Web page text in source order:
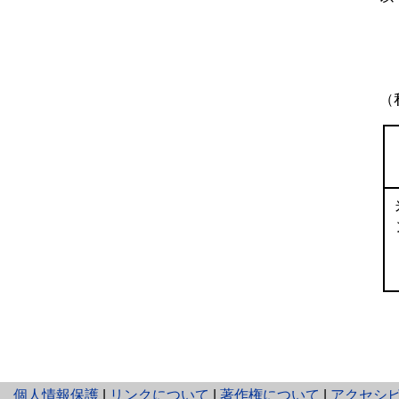
個人情報保護 と
リンクについて 著作権について アクセシ